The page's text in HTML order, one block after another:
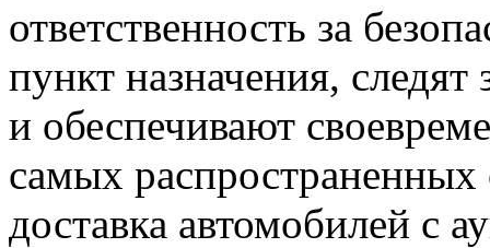
ответственность за
пункт назначения,
и обеспечивают
самых распространенных
доставка автомобилей с